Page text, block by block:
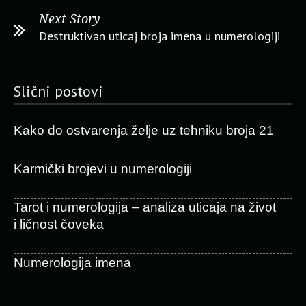
Next Story
Destruktivan uticaj broja imena u numerologiji
Slični postovi
Kako do ostvarenja želje uz tehniku broja 21
Karmički brojevi u numerologiji
Tarot i numerologija – analiza uticaja na život
i ličnost čoveka
Numerologija imena